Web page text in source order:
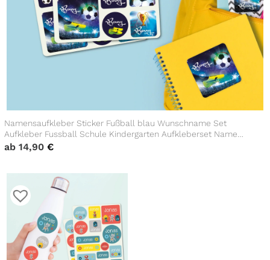
Namensaufkleber Sticker Fußball blau Wunschname Set
Aufkleber Fussball Schule Kindergarten Aufkleberset Name
Einschulung Bücheraufkleber
ab 14,90 €